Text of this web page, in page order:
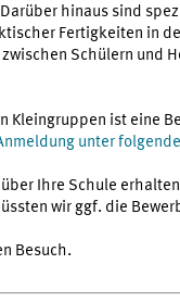
hinaus sind
Fertigkeiten in
Schülern und
Kleingruppen ist eine
unter
Ihre Schule
wir ggf. die
Besuch.